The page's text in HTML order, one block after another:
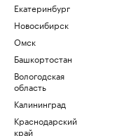
Екатеринбург
Новосибирск
Омск
Башкортостан
Вологодская
область
Калининград
Краснодарский
край